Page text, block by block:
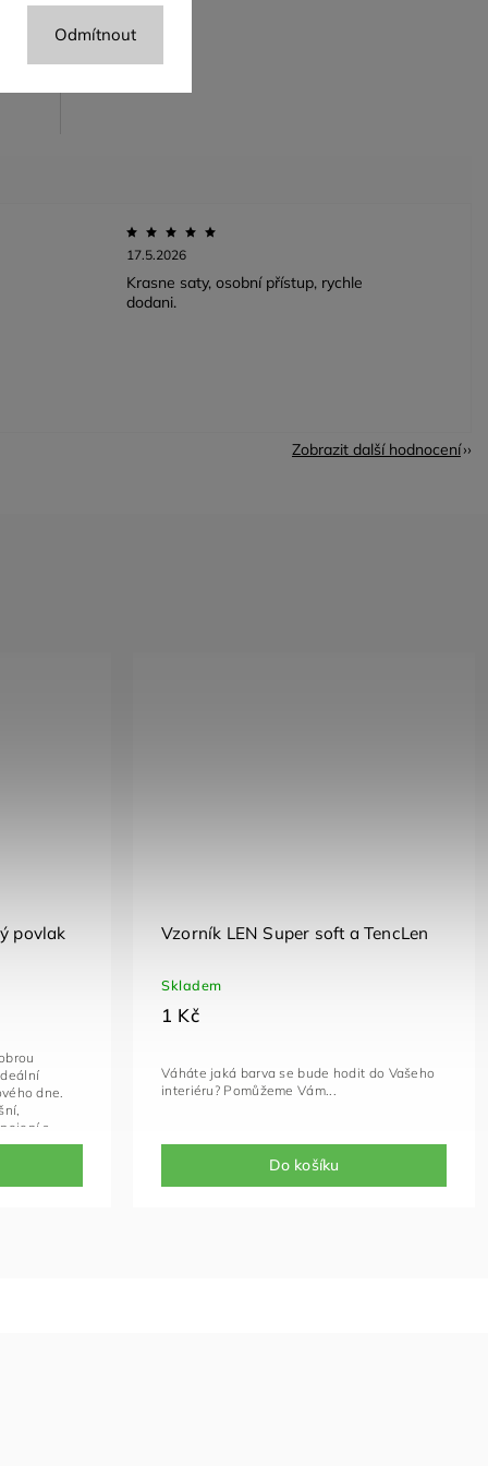
Odmítnout
17.5.2026
Krasne saty, osobní přístup, rychle
dodani.
Zobrazit další hodnocení
povlak
dne.
s
je tento
příjemný
Vzorník LEN Super soft a TencLen
Skladem
1 Kč
Do košíku
Váháte jaká barva se bude hodit do Vašeho
interiéru? Pomůžeme Vám...